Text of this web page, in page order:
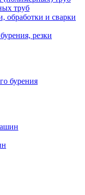
труб
обработки и сварки
резки
бурения